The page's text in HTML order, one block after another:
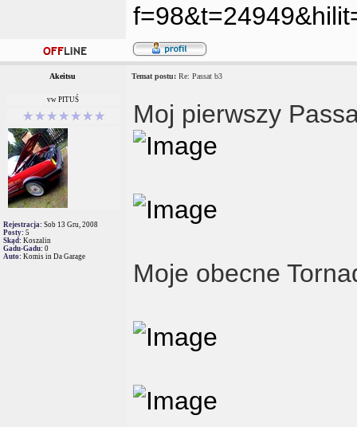
Akeitsu Temat postu: Re: Passat b3
vw PITUŚ
Rejestracja: Sob 13 Gru, 2008
Posty: 5
Skąd: Koszalin
Gadu-Gadu: 0
Auto: Komis in Da Garage
Moj pierwszy
Moje obecne